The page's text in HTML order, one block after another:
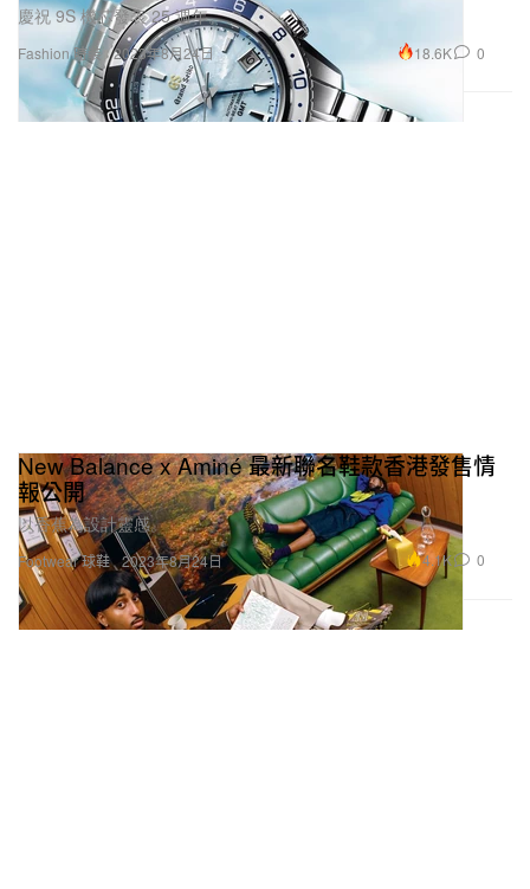
Fashion 時裝
慶祝 9S 機芯發表 25 週年。
2023年8月24日 18.6K 0
Footwear 球鞋
New Balance x Aminé 最新聯名鞋款香港發售情
報公開
以香蕉為設計靈感。
2023年8月24日 4.1K 0